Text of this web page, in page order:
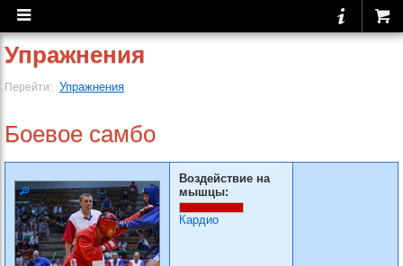
Упражнения
Перейти: Упражнения
Боевое самбо
Воздействие на
мышцы:
Кардио